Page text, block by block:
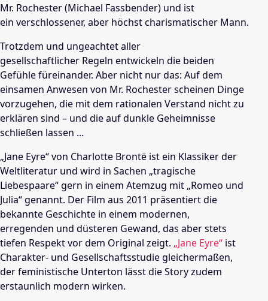
Mr. Rochester (Michael Fassbender) und ist
ein verschlossener, aber höchst charismatischer Mann.
Trotzdem und ungeachtet aller
gesellschaftlicher Regeln entwickeln die beiden
Gefühle füreinander. Aber nicht nur das: Auf dem
einsamen Anwesen von Mr. Rochester scheinen Dinge
vorzugehen, die mit dem rationalen Verstand nicht zu
erklären sind – und die auf dunkle Geheimnisse
schließen lassen ...
„Jane Eyre“ von Charlotte Brontë ist ein Klassiker der
Weltliteratur und wird in Sachen „tragische
Liebespaare“ gern in einem Atemzug mit „Romeo und
Julia“ genannt. Der Film aus 2011 präsentiert die
bekannte Geschichte in einem modernen,
erregenden und düsteren Gewand, das aber stets
tiefen Respekt vor dem Original zeigt. „Jane Eyre“ ist
Charakter- und Gesellschaftsstudie gleichermaßen,
der feministische Unterton lässt die Story zudem
erstaunlich modern wirken.